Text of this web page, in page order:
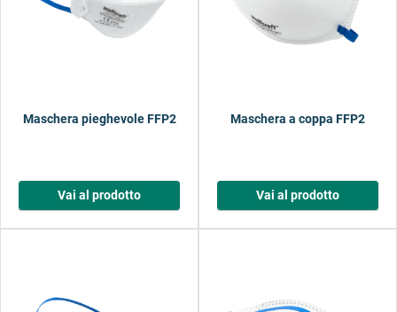
Maschera pieghevole FFP2
Vai al prodotto
Maschera a coppa FFP2
Vai al prodotto